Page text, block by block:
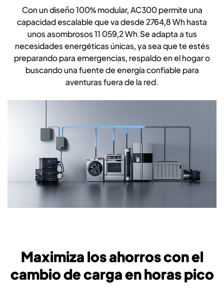
Con un diseño 100% modular, AC300 permite una
capacidad escalable que va desde 2764,8 Wh hasta
unos asombrosos 11 059,2 Wh.Se adapta a tus
necesidades energéticas únicas, ya sea que te estés
preparando para emergencias, respaldo en el hogar o
buscando una fuente de energía confiable para
aventuras fuera de la red.
Maximiza los ahorros con el
cambio de carga en horas pico